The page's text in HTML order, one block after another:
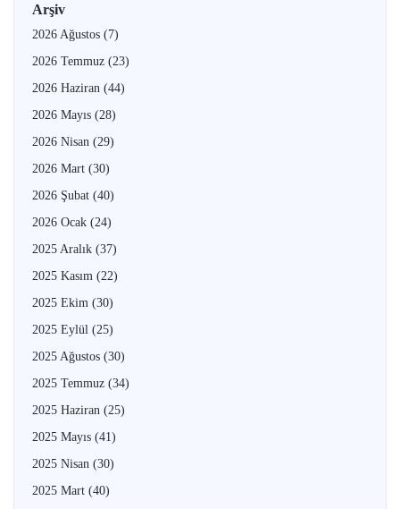
Arşiv
2026 Ağustos (7)
2026 Temmuz (23)
2026 Haziran (44)
2026 Mayıs (28)
2026 Nisan (29)
2026 Mart (30)
2026 Şubat (40)
2026 Ocak (24)
2025 Aralık (37)
2025 Kasım (22)
2025 Ekim (30)
2025 Eylül (25)
2025 Ağustos (30)
2025 Temmuz (34)
2025 Haziran (25)
2025 Mayıs (41)
2025 Nisan (30)
2025 Mart (40)